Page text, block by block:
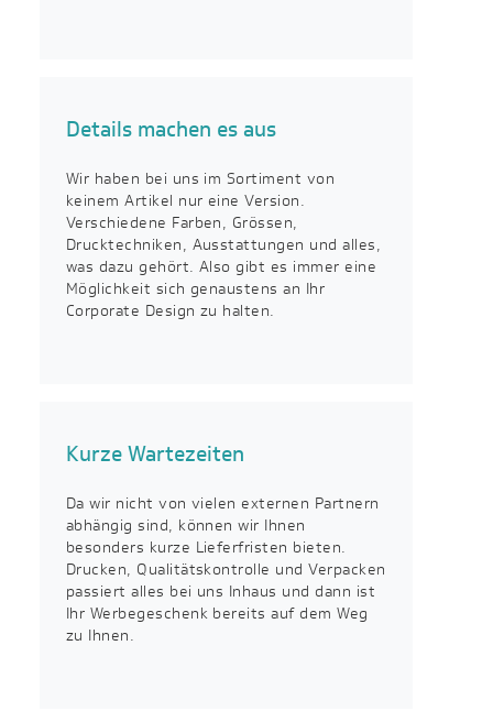
Details machen es aus
Wir haben bei uns im Sortiment von
keinem Artikel nur eine Version.
Verschiedene Farben, Grössen,
Drucktechniken, Ausstattungen und alles,
was dazu gehört. Also gibt es immer eine
Möglichkeit sich genaustens an Ihr
Corporate Design zu halten.
Kurze Wartezeiten
Da wir nicht von vielen externen Partnern
abhängig sind, können wir Ihnen
besonders kurze Lieferfristen bieten.
Drucken, Qualitätskontrolle und Verpacken
passiert alles bei uns Inhaus und dann ist
Ihr Werbegeschenk bereits auf dem Weg
zu Ihnen.